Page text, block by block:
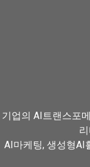
기업의 AI트랜스포
AI마케팅, 생성형AI